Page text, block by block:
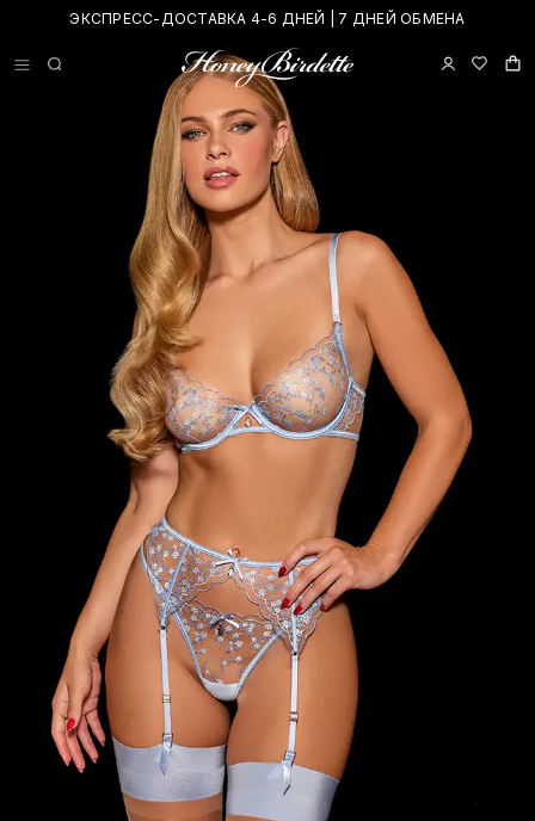
ЭКСПРЕСС-ДОСТАВКА 4-6 ДНЕЙ | 7 ДНЕЙ ОБМЕНА